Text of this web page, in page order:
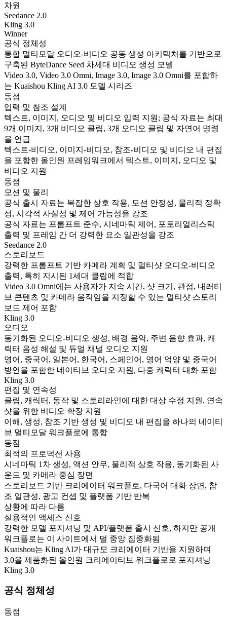
차원
Seedance 2.0
Kling 3.0
Winner
공식 정체성
통합 멀티모달 오디오-비디오 공동 생성 아키텍처를 기반으로
구축된 ByteDance Seed 차세대 비디오 생성 모델
Video 3.0, Video 3.0 Omni, Image 3.0, Image 3.0 Omni를 포함하
는 Kuaishou Kling AI 3.0 모델 시리즈
동점
입력 및 참조 설계
텍스트, 이미지, 오디오 및 비디오 입력 지원; 공식 자료는 최대
9개 이미지, 3개 비디오 클립, 3개 오디오 클립 및 자연어 명령
을 언급
텍스트-비디오, 이미지-비디오, 참조-비디오 및 비디오 내 편집
을 포함한 올인원 프레임워크에서 텍스트, 이미지, 오디오 및
비디오 지원
동점
모션 및 물리
공식 출시 자료는 복잡한 상호 작용, 모션 안정성, 물리적 정확
성, 시각적 사실성 및 제어 가능성을 강조
공식 자료는 프롬프트 준수, 시네마틱 제어, 포토리얼리스틱
출력 및 프레임 간 더 강력한 요소 일관성을 강조
Seedance 2.0
스토리보드
강력한 프롬프트 기반 카메라 계획 및 멀티샷 오디오-비디오
출력, 특히 지시된 1세대 클립에 적합
Video 3.0 Omni에는 사용자가 지속 시간, 샷 크기, 관점, 내러티
브 콘텐츠 및 카메라 움직임을 지정할 수 있는 멀티샷 스토리
보드 제어 포함
Kling 3.0
오디오
동기화된 오디오-비디오 생성, 배경 음악, 주변 음향 효과, 캐
릭터 음성 해설 및 듀얼 채널 오디오 지원
영어, 중국어, 일본어, 한국어, 스페인어, 영어 억양 및 중국어
방언을 포함한 네이티브 오디오 지원, 다중 캐릭터 대화 포함
Kling 3.0
편집 및 연속성
클립, 캐릭터, 동작 및 스토리라인에 대한 대상 수정 지원, 연속
샷을 위한 비디오 확장 지원
이해, 생성, 참조 기반 생성 및 비디오 내 편집을 하나의 네이티
브 멀티모달 워크플로에 통합
동점
최적의 프로덕션 사용
시네마틱 1차 생성, 액션 안무, 물리적 상호 작용, 동기화된 사
운드 및 카메라 중심 장면
스토리보드 기반 크리에이터 워크플로, 다국어 대화 장면, 참
조 일관성, 광고 컨셉 및 플랫폼 기반 반복
상황에 따라 다름
실용적인 액세스 신호
강력한 모델 포지셔닝 및 API/플랫폼 출시 신호, 하지만 공개
워크플로는 이 사이트에서 덜 중앙 집중화됨
Kuaishou는 Kling AI가 대규모 크리에이터 기반을 지원하며
3.0을 제품화된 올인원 크리에이티브 워크플로로 포지셔닝
Kling 3.0
공식 정체성
동점